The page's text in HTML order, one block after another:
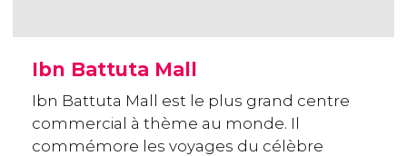
Ibn Battuta Mall
Ibn Battuta Mall est le plus grand centre
commercial à thème au monde. Il
commémore les voyages du célèbre